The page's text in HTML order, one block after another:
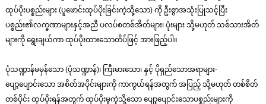
ထုပ်ပိုးပစ္စည်းများ (ပူဖောင်းထုပ်ပိုးခြင်းကဲ့သို့သော) ကို ဦးစွာအသုံးပြုသင့်ပြီး
ပစ္စည်း၏လက္ခဏာများနှင့်အညီ ပလပ်စတစ်အိတ်များ၊ ပုံးများ သို့မဟုတ် သစ်သားအိတ်
များကို ရွေးချယ်ကာ ထုပ်ပိုးထားသောတိပ်ဖြင့် အားဖြည့်ပါ။
ပုံသဏ္ဍာန်မမှန်သော (ပုံသဏ္ဍာန်)၊ ကြီးမားသော၊ နှင့် ပိုရှည်သောအရာများ-
ပျော့ပျောင်းသော အစိတ်အပိုင်းများကို ကာကွယ်ရန်အတွက် အပြည့် သို့မဟုတ် တစ်စိတ်
တစ်ပိုင်း ထုပ်ပိုးရန်အတွက် ထုပ်ပိုးမှုကဲ့သို့သော ပျော့ပျောင်းသောပစ္စည်းများကို